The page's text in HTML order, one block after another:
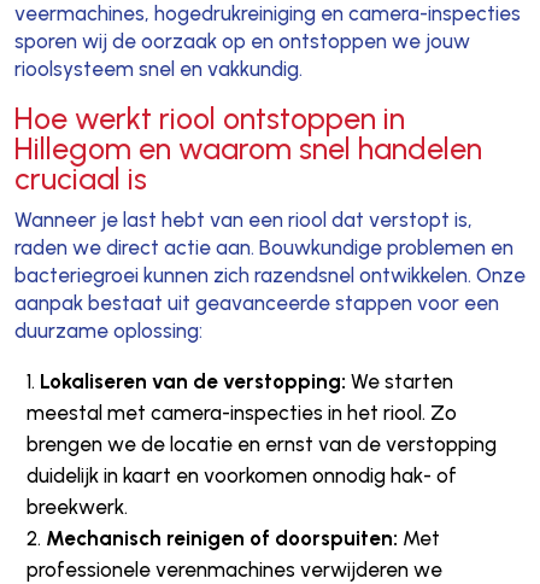
veermachines, hogedrukreiniging en camera-inspecties
sporen wij de oorzaak op en ontstoppen we jouw
rioolsysteem snel en vakkundig.
Hoe werkt riool ontstoppen in
Hillegom en waarom snel handelen
cruciaal is
Wanneer je last hebt van een riool dat verstopt is,
raden we direct actie aan. Bouwkundige problemen en
bacteriegroei kunnen zich razendsnel ontwikkelen. Onze
aanpak bestaat uit geavanceerde stappen voor een
duurzame oplossing:
Lokaliseren van de verstopping: We starten
meestal met camera-inspecties in het riool. Zo
brengen we de locatie en ernst van de verstopping
duidelijk in kaart en voorkomen onnodig hak- of
breekwerk.
Mechanisch reinigen of doorspuiten: Met
professionele verenmachines verwijderen we